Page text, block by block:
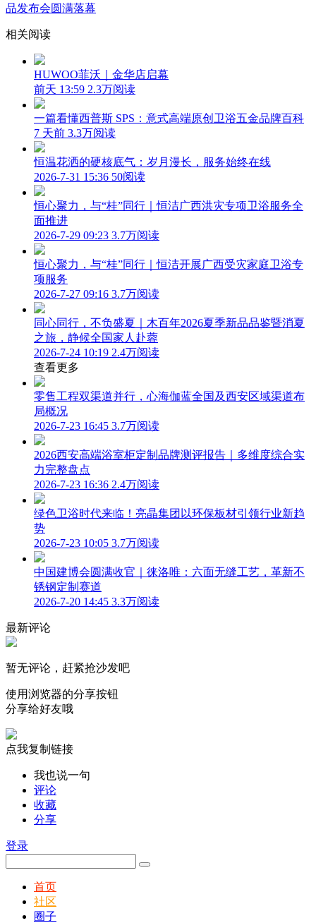
品发布会圆满落幕
相关阅读
HUWOO菲沃｜金华店启幕
前天 13:59 2.3万阅读
一篇看懂西普斯 SPS：意式高端原创卫浴五金品牌百科
7 天前 3.3万阅读
恒温花洒的硬核底气：岁月漫长，服务始终在线
2026-7-31 15:36 50阅读
恒心聚力，与“桂”同行｜恒洁广西洪灾专项卫浴服务全
面推进
2026-7-29 09:23 3.7万阅读
恒心聚力，与“桂”同行｜恒洁开展广西受灾家庭卫浴专
项服务
2026-7-27 09:16 3.7万阅读
同心同行，不负盛夏｜木百年2026夏季新品品鉴暨消夏
之旅，静候全国家人赴蓉
2026-7-24 10:19 2.4万阅读
查看更多
零售工程双渠道并行，心海伽蓝全国及西安区域渠道布
局概况
2026-7-23 16:45 3.7万阅读
2026西安高端浴室柜定制品牌测评报告｜多维度综合实
力完整盘点
2026-7-23 16:36 2.4万阅读
绿色卫浴时代来临！亮晶集团以环保板材引领行业新趋
势
2026-7-23 10:05 3.7万阅读
中国建博会圆满收官｜徕洛唯：六面无缝工艺，革新不
锈钢定制赛道
2026-7-20 14:45 3.3万阅读
最新评论
暂无评论，赶紧抢沙发吧
使用浏览器的分享按钮
分享给好友哦
点我复制链接
我也说一句
评论
收藏
分享
登录
首页
社区
圈子